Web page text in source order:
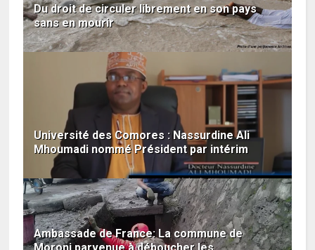
Du droit de circuler librement en son pays
sans en mourir
Université des Comores : Nassurdine Ali
Mhoumadi nommé Président par intérim
Ambassade de France: La commune de